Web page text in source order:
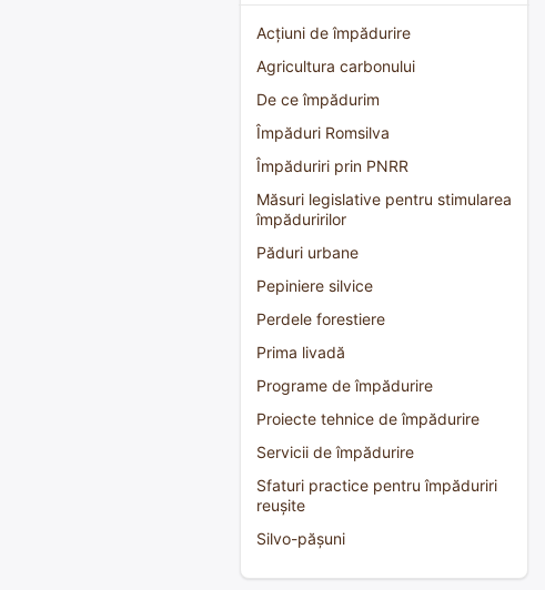
Acțiuni de împădurire
Agricultura carbonului
De ce împădurim
Împăduri Romsilva
Împăduriri prin PNRR
Măsuri legislative pentru stimularea
împăduririlor
Păduri urbane
Pepiniere silvice
Perdele forestiere
Prima livadă
Programe de împădurire
Proiecte tehnice de împădurire
Servicii de împădurire
Sfaturi practice pentru împăduriri
reușite
Silvo-pășuni